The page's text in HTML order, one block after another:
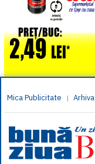
Mica Publicitate | Arhiva